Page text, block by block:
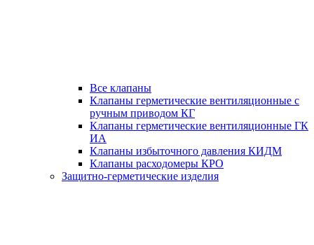
Все клапаны
Клапаны герметические вентиляционные с
ручным приводом КГ
Клапаны герметические вентиляционные ГК
ИА
Клапаны избыточного давления КИДМ
Клапаны расходомеры КРО
Защитно-герметические изделия